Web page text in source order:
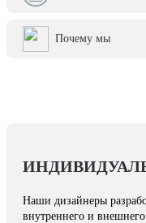
Почему мы
Наши дизайнеры
внутреннего и